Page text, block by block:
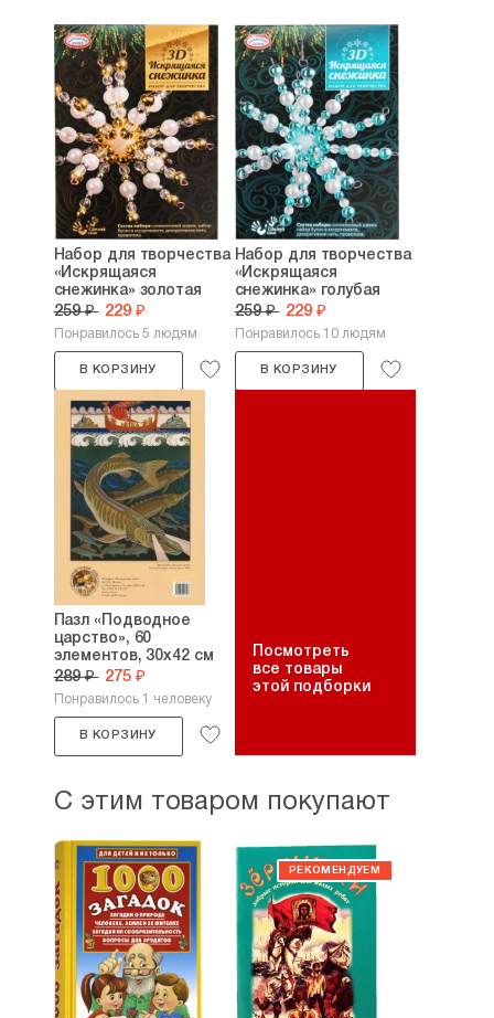
Набор для творчества
«Искрящаяся
снежинка» золотая
259 ₽ 229 ₽
Понравилось 5 людям
В КОРЗИНУ
Набор для творчества
«Искрящаяся
снежинка» голубая
259 ₽ 229 ₽
Понравилось 10 людям
В КОРЗИНУ
Пазл «Подводное
царство», 60
элементов, 30х42 см
289 ₽ 275 ₽
Понравилось 1 человеку
В КОРЗИНУ
Посмотреть
все товары
этой подборки
С этим товаром покупают